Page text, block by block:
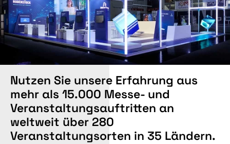
Nutzen Sie unsere Erfahrung aus
mehr als 15.000 Messe- und
Veranstaltungsauftritten an
weltweit über 280
Veranstaltungsorten in 35 Ländern.